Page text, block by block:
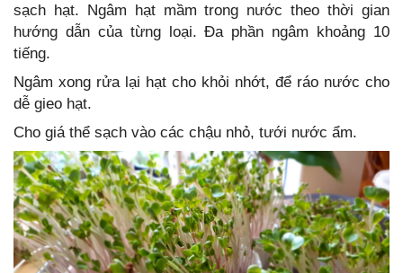
sạch hạt. Ngâm hạt mầm trong nước theo thời gian
hướng dẫn của từng loại. Đa phần ngâm khoảng 10
tiếng.
Ngâm xong rửa lại hạt cho khỏi nhớt, để ráo nước cho
dễ gieo hạt.
Cho giá thể sạch vào các chậu nhỏ, tưới nước ẩm.